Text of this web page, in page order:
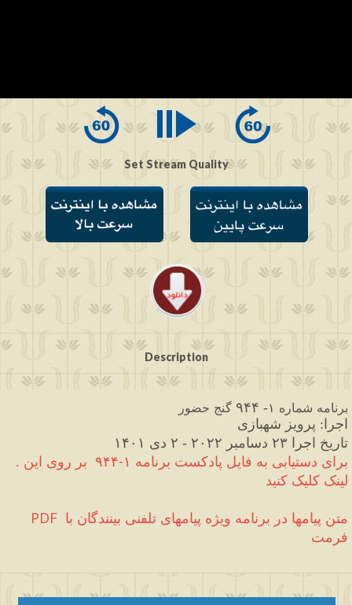
of
Set Stream Quality
Description
برنامه شماره ۱- ۹۴۴ گنج حضور
اجرا: پرویز شهبازی
۱۴۰۱ تاریخ اجرا ۲۳ دسامبر ۲۰۲۲ - ۲ دی
. برای دستیابی به فایل پادکست برنامه ۱-۹۴۴ بر روی این
لینک کلیک کنید
PDF
فرمت